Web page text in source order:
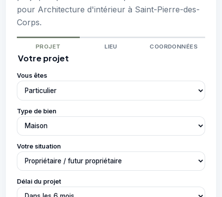
pour Architecture d'intérieur à Saint-Pierre-des-
Corps.
PROJET LIEU COORDONNÉES
Votre projet
Vous êtes
Type de bien
Votre situation
Délai du projet